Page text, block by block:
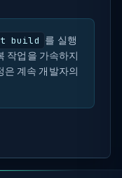
build 를 실행
작업을 가속하지
은 계속 개발자의